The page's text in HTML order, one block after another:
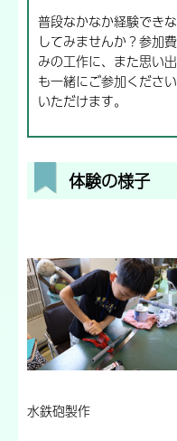
普段なかなか経験でき
してみませんか？参加
みの工作に、また思い
も一緒にご参加くださ
いただけます。
体験の様子
水鉄砲製作